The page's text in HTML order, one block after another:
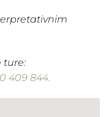
ture:
409 844.